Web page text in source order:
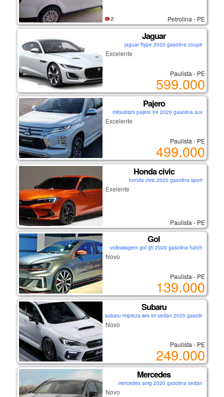
Petrolina - PE
2
Jaguar
jaguar ftype 2020 gasolina coupe
Excelente
Paulista - PE
599.000
Pajero
mitsubishi pajero tr4 2020 gasolina suv
Excelente
Paulista - PE
499.000
Honda civic
honda civic 2020 gasolina sport
Exelente
Paulista - PE
Gol
volkswagem gol gti 2020 gasolina hatch
Novo
Paulista - PE
139.000
Subaru
subaru impreza wrx sti sedan 2020 gasolina sedan
Novo
Paulista - PE
249.000
Mercedes
mercedes amg 2020 gasolina sedan
Novo